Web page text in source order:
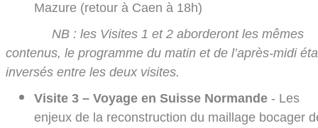
Mazure (retour à Caen à 18h)
NB : les Visites 1 et 2 aborderont les mêmes
contenus, le programme du matin et de l’après-midi
inversés entre les deux visites.
Visite 3 – Voyage en Suisse Normande- Les
enjeux de la reconstruction du maillage bocager